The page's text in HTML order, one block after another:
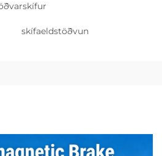
skífaeldstöðvun